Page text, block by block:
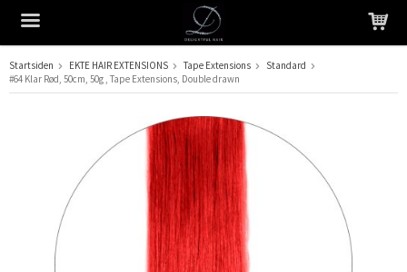
Produktet har blitt lagt til i handlekurven din
Startsiden EKTE HAIR EXTENSIONS Tape Extensions
Standard
#64 Klar Rød, 50cm, 50g , Tape Extensions, Double drawn